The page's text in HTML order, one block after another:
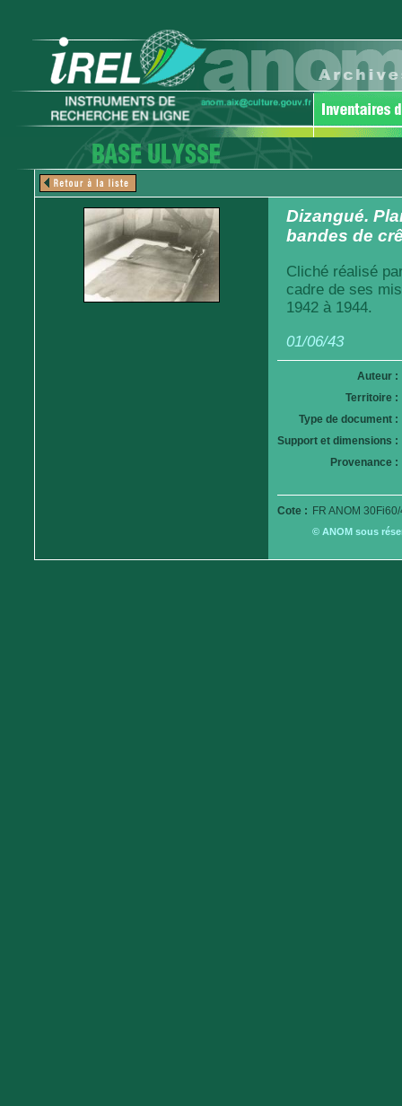
Dizangué.
bandes de
Cliché réalisé
cadre de ses
1942 à 1944.
01/06/43
Auteur :
Territoire :
Type de document :
Support et dimensions :
Provenance :
Cote : FR ANOM
© ANOM sous